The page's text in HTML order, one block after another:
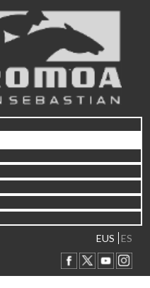
EUS ES